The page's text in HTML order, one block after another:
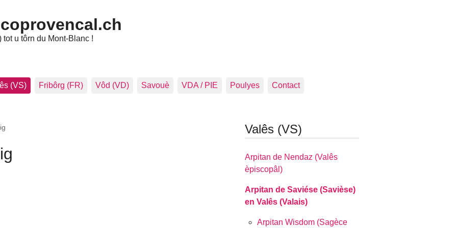
u tôrn du Mont-Blanc !
(VS) Fribôrg (FR) Vôd (VD) Savouè VDA / PIE Poulyes Contact
Valês (VS)
Arpitan de Nendaz (Valês
èpiscopâl)
Arpitan de Saviése (Savièse)
en Valês (Valais)
Arpitan Wisdom (Sagèce